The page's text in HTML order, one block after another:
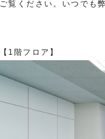
ご覧ください。いつでも
【1階フロア】